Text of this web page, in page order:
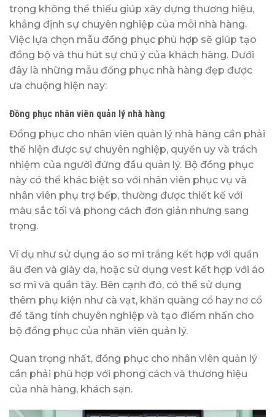
trọng không thể thiếu giúp xây dựng thương hiệu,
khẳng định sự chuyên nghiệp của mỗi nhà hàng.
Việc lựa chọn mẫu đồng phục phù hợp sẽ giúp tạo
đồng bộ và thu hút sự chú ý của khách hàng. Dưới
đây là những mẫu đồng phục nhà hàng đẹp được
ưa chuộng hiện nay:
Đồng phục nhân viên quản lý nhà hàng
Đồng phục cho nhân viên quản lý nhà hàng cần phải
thể hiện được sự chuyên nghiệp, quyền uy và trách
nhiệm của người đứng đầu quản lý. Bộ đồng phục
này có thể khác biệt so với nhân viên phục vụ và
nhân viên phụ trợ bếp, thường được thiết kế với
màu sắc tối và phong cách đơn giản nhưng sang
trọng.
Ví dụ như sử dụng áo sơ mi trắng kết hợp với quần
âu đen và giày da, hoặc sử dụng vest kết hợp với áo
sơ mi và quần tây. Bên cạnh đó, có thể sử dụng
thêm phụ kiện như cà vạt, khăn quàng cổ hay nơ cổ
để tăng tính chuyên nghiệp và tạo điểm nhấn cho
bộ đồng phục của nhân viên quản lý.
Quan trọng nhất, đồng phục cho nhân viên quản lý
cần phải phù hợp với phong cách và thương hiệu
của nhà hàng, khách sạn.